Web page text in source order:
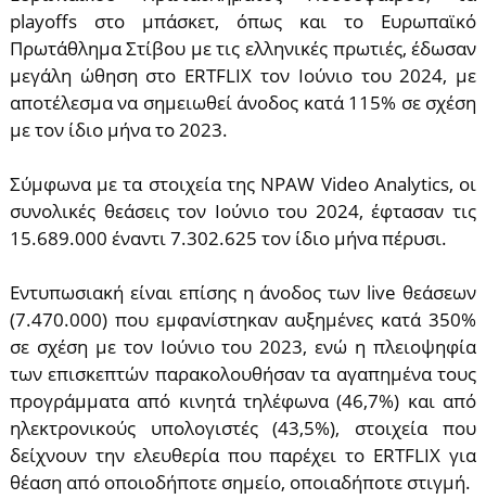
playoffs στο μπάσκετ, όπως και το Ευρωπαϊκό
Πρωτάθλημα Στίβου με τις ελληνικές πρωτιές, έδωσαν
μεγάλη ώθηση στο ERTFLIX τον Ιούνιο του 2024, με
αποτέλεσμα να σημειωθεί άνοδος κατά 115% σε σχέση
με τον ίδιο μήνα το 2023.
Σύμφωνα με τα στοιχεία της NPAW Video Analytics, οι
συνολικές θεάσεις τον Ιούνιο του 2024, έφτασαν τις
15.689.000 έναντι 7.302.625 τον ίδιο μήνα πέρυσι.
Εντυπωσιακή είναι επίσης η άνοδος των live θεάσεων
(7.470.000) που εμφανίστηκαν αυξημένες κατά 350%
σε σχέση με τον Ιούνιο του 2023, ενώ η πλειοψηφία
των επισκεπτών παρακολουθήσαν τα αγαπημένα τους
προγράμματα από κινητά τηλέφωνα (46,7%) και από
ηλεκτρονικούς υπολογιστές (43,5%), στοιχεία που
δείχνουν την ελευθερία που παρέχει το ERTFLIX για
θέαση από οποιοδήποτε σημείο, οποιαδήποτε στιγμή.